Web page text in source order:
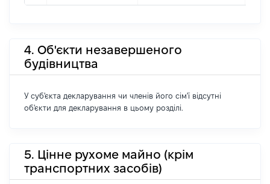
4. Об'єкти незавершеного
будівництва
У суб'єкта декларування чи членів його сім'ї відсутні
об'єкти для декларування в цьому розділі.
5. Цінне рухоме майно (крім
транспортних засобів)